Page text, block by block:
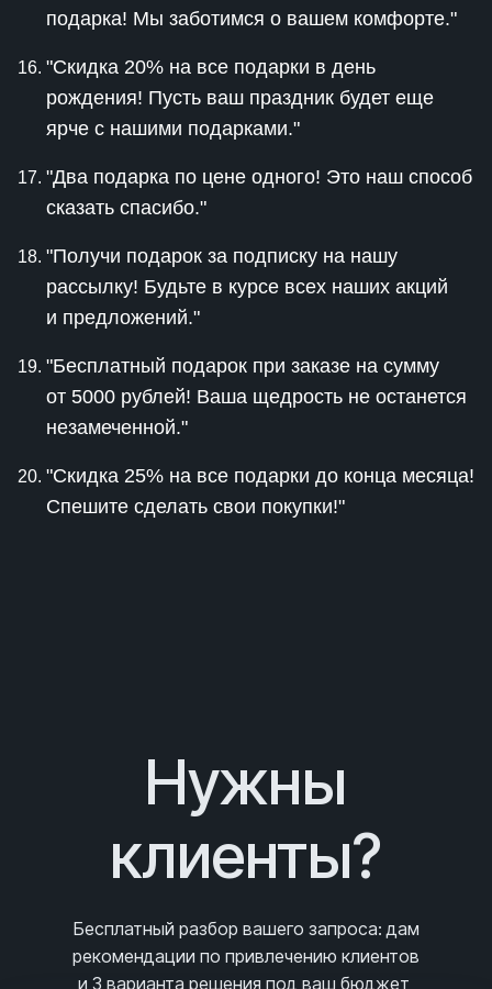
подарка! Мы заботимся о вашем комфорте."
"Скидка 20% на все подарки в день
рождения! Пусть ваш праздник будет еще
ярче с нашими подарками."
"Два подарка по цене одного! Это наш способ
сказать спасибо."
"Получи подарок за подписку на нашу
рассылку! Будьте в курсе всех наших акций
и предложений."
"Бесплатный подарок при заказе на сумму
от 5000 рублей! Ваша щедрость не останется
незамеченной."
"Скидка 25% на все подарки до конца месяца!
Спешите сделать свои покупки!"
Нужны
клиенты?
Бесплатный разбор вашего запроса: дам
рекомендации по привлечению клиентов
и 3 варианта решения под ваш бюджет